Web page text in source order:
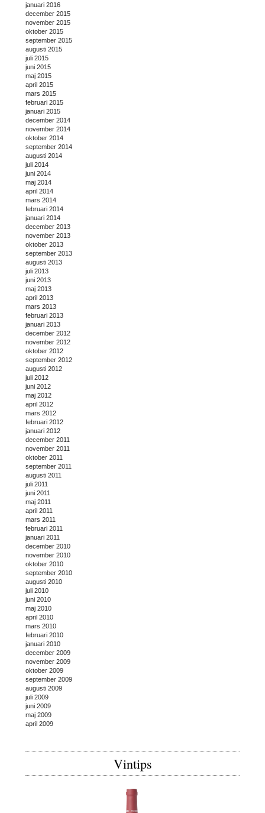
januari 2016
december 2015
november 2015
oktober 2015
september 2015
augusti 2015
juli 2015
juni 2015
maj 2015
april 2015
mars 2015
februari 2015
januari 2015
december 2014
november 2014
oktober 2014
september 2014
augusti 2014
juli 2014
juni 2014
maj 2014
april 2014
mars 2014
februari 2014
januari 2014
december 2013
november 2013
oktober 2013
september 2013
augusti 2013
juli 2013
juni 2013
maj 2013
april 2013
mars 2013
februari 2013
januari 2013
december 2012
november 2012
oktober 2012
september 2012
augusti 2012
juli 2012
juni 2012
maj 2012
april 2012
mars 2012
februari 2012
januari 2012
december 2011
november 2011
oktober 2011
september 2011
augusti 2011
juli 2011
juni 2011
maj 2011
april 2011
mars 2011
februari 2011
januari 2011
december 2010
november 2010
oktober 2010
september 2010
augusti 2010
juli 2010
juni 2010
maj 2010
april 2010
mars 2010
februari 2010
januari 2010
december 2009
november 2009
oktober 2009
september 2009
augusti 2009
juli 2009
juni 2009
maj 2009
april 2009
Vintips